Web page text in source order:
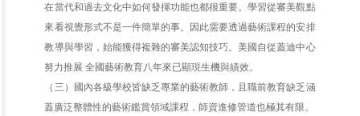
在當代和過去文化中如何發揮功能也都很重要。學習從審美觀點
來看視覺形式不是一件簡單的事。因此需要透過藝術課程的安排
教導與學習，始能獲得複雜的審美認知技巧。美國自從蓋迪中心
努力推展 全國藝術教育八年來已顯現生機與績效。
（三）國內各級學校皆缺乏專業的藝術教師，且職前教育缺乏涵
蓋廣泛整體性的藝術鑑賞領域課程，師資進修管道也極其有限。